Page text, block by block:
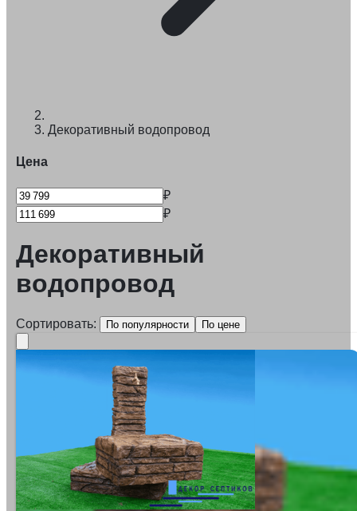
Декоративный водопровод
Цена
₽
₽
Декоративный
водопровод
Сортировать: По популярности По цене